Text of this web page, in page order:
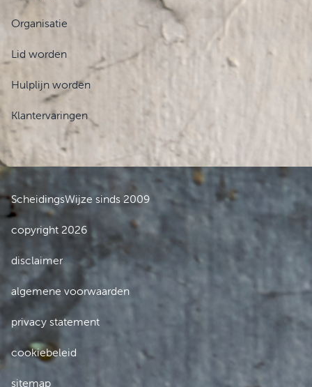
Organisatie
Lid worden
Hulplijn worden
Klantervaringen
ScheidingsWijze sinds 2009
copyright 2026
disclaimer
algemene voorwaarden
privacy statement
cookiebeleid
sitemap